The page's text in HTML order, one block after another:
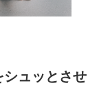
ュッとさせ